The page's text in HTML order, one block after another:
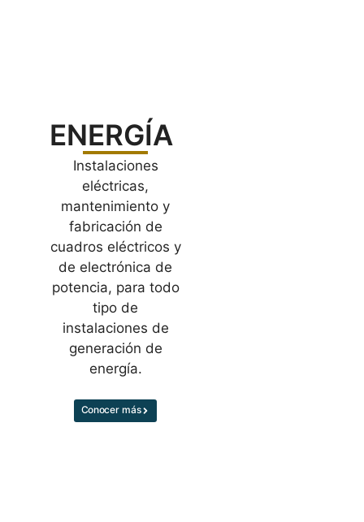
ENERGÍA
Instalaciones
eléctricas,
mantenimiento y
fabricación de
cuadros eléctricos y
de electrónica de
potencia, para todo
tipo de
instalaciones de
generación de
energía.
Conocer más